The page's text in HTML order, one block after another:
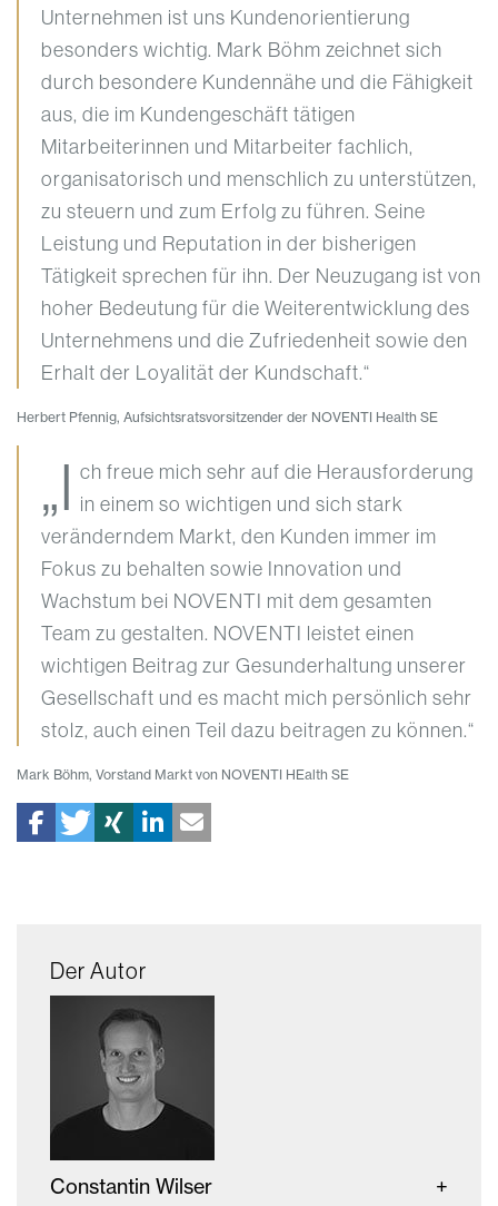
Unternehmen ist uns Kundenorientierung
besonders wichtig. Mark Böhm zeichnet sich
durch besondere Kundennähe und die Fähigkeit
aus, die im Kundengeschäft tätigen
Mitarbeiterinnen und Mitarbeiter fachlich,
organisatorisch und menschlich zu unterstützen,
zu steuern und zum Erfolg zu führen. Seine
Leistung und Reputation in der bisherigen
Tätigkeit sprechen für ihn. Der Neuzugang ist von
hoher Bedeutung für die Weiterentwicklung des
Unternehmens und die Zufriedenheit sowie den
Erhalt der Loyalität der Kundschaft.“
Herbert Pfennig, Aufsichtsratsvorsitzender der NOVENTI Health SE
„I ch freue mich sehr auf die Herausforderung
in einem so wichtigen und sich stark
veränderndem Markt, den Kunden immer im
Fokus zu behalten sowie Innovation und
Wachstum bei NOVENTI mit dem gesamten
Team zu gestalten. NOVENTI leistet einen
wichtigen Beitrag zur Gesunderhaltung unserer
Gesellschaft und es macht mich persönlich sehr
stolz, auch einen Teil dazu beitragen zu können.“
Mark Böhm, Vorstand Markt von NOVENTI HEalth SE
Der Autor
Constantin Wilser